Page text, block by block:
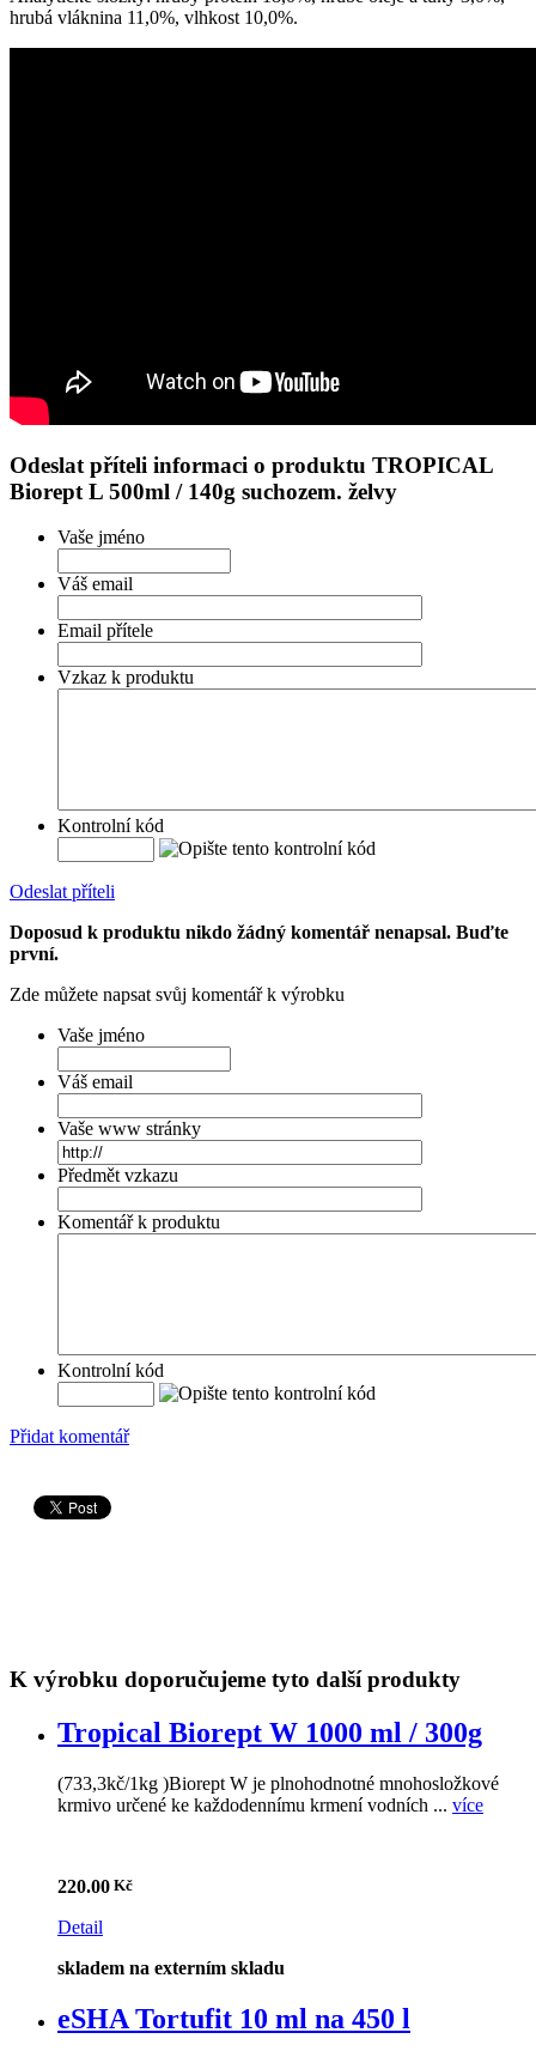
hrubá vláknina 11,0%, vlhkost 10,0%.
Odeslat příteli informaci o produktu TROPICAL
Biorept L 500ml / 140g suchozem. želvy
Vaše jméno
Váš email
Email přítele
Vzkaz k produktu
Kontrolní kód
Odeslat příteli
Doposud k produktu nikdo žádný komentář nenapsal. Buďte
první.
Zde můžete napsat svůj komentář k výrobku
Vaše jméno
Váš email
Vaše www stránky
Předmět vzkazu
Komentář k produktu
Kontrolní kód
Přidat komentář
K výrobku doporučujeme tyto další produkty
Tropical Biorept W 1000 ml / 300g
(733,3kč/1kg )Biorept W je plnohodnotné mnohosložkové
krmivo určené ke každodennímu krmení vodních ... více
220.00
Detail
skladem na externím skladu
eSHA Tortufit 10 ml na 450 l